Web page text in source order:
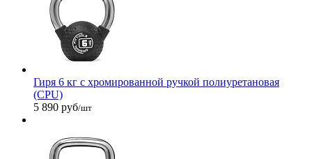
Гиря 6 кг с хромированной ручкой полиуретановая
(CPU)
5 890 руб/шт